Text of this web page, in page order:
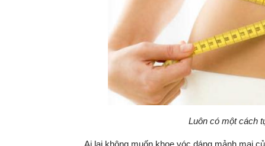
Luôn có một cách
Ai lại không muốn khoe vóc dáng mảnh mai